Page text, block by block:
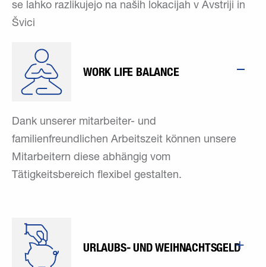
se lahko razlikujejo na naših lokacijah v Avstriji in
Švici
WORK LIFE BALANCE
Dank unserer mitarbeiter- und
familienfreundlichen Arbeitszeit können unsere
Mitarbeitern diese abhängig vom
Tätigkeitsbereich flexibel gestalten.
URLAUBS- UND WEIHNACHTSGELD